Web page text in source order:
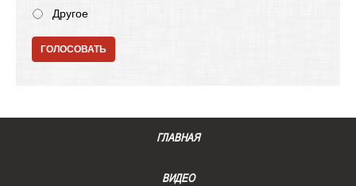
Другое
ГОЛОСОВАТЬ
ГЛАВНАЯ
ВИДЕО